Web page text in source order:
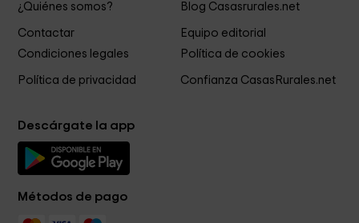
¿Quiénes somos? Blog Casasrurales.net
Contactar
Equipo editorial
Condiciones legales
Política de cookies
Política de privacidad Confianza CasasRurales.net
Descárgate la app
Métodos de pago